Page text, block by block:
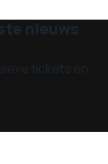
nieuws
tickets en